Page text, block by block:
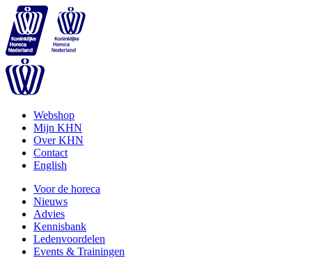
Webshop
Mijn KHN
Over KHN
Contact
English
Voor de horeca
Nieuws
Advies
Kennisbank
Ledenvoordelen
Events & Trainingen